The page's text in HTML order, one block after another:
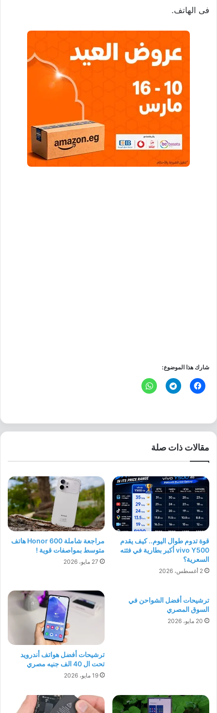
فى الهاتف.
شارك هذا الموضوع:
مقالات ذات صلة
قوة تدوم طوال اليوم.. كيف يقدم
vivo Y500 أكبر بطارية في فئته
السعرية؟
2 أغسطس، 2026
مراجعة شاملة Honor 600 هاتف
متوسط بمواصفات قوية !
27 مايو، 2026
ترشيحات أفضل الشواحن في
السوق المصري
20 مايو، 2026
ترشيحات أفضل هواتف أندرويد
تحت ال 40 الف جنيه مصري
19 مايو، 2026